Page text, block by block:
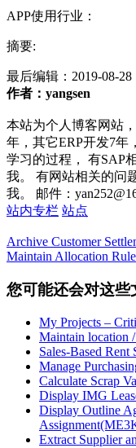
APP使用行业：
摘要:
最后编辑： 2019-08-28
作者：yangsen
本站为个人博客网站
年，其它ERP开发7年
学习的过程， 有SAP
我。 有网站相关的问
我。 邮件：
站内专栏 站点
Archive Customer
Maintain Allocation
您可能还会对这些
My Projects –
Maintain location
Sales-Based Rent
Manage
Calculate Scrap
Display IMG
Display Outline
Extract Supplier